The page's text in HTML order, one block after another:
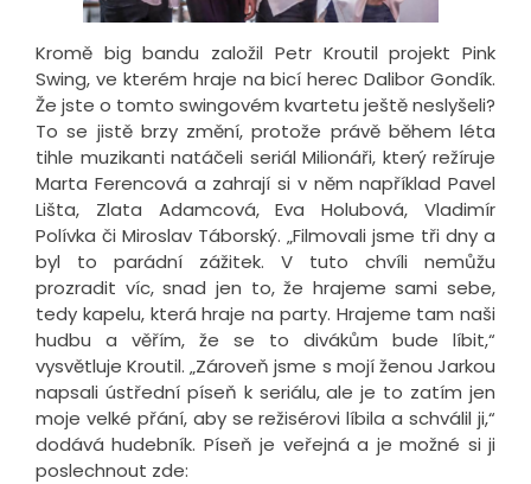
Kromě big bandu založil Petr Kroutil projekt Pink
Swing, ve kterém hraje na bicí herec Dalibor Gondík.
Že jste o tomto swingovém kvartetu ještě neslyšeli?
To se jistě brzy změní, protože právě během léta
tihle muzikanti natáčeli seriál Milionáři, který režíruje
Marta Ferencová a zahrají si v něm například Pavel
Lišta, Zlata Adamcová, Eva Holubová, Vladimír
Polívka či Miroslav Táborský. „Filmovali jsme tři dny a
byl to parádní zážitek. V tuto chvíli nemůžu
prozradit víc, snad jen to, že hrajeme sami sebe,
tedy kapelu, která hraje na party. Hrajeme tam naši
hudbu a věřím, že se to divákům bude líbit,“
vysvětluje Kroutil. „Zároveň jsme s mojí ženou Jarkou
napsali ústřední píseň k seriálu, ale je to zatím jen
moje velké přání, aby se režisérovi líbila a schválil ji,“
dodává hudebník. Píseň je veřejná a je možné si ji
poslechnout zde: